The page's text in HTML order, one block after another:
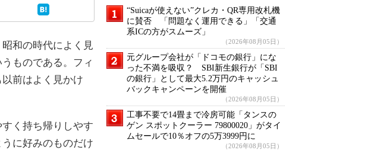
和の時代によく見
ものである。フィ
前はよく見かけ
く持ち帰りしやす
に好みのものだけ
“Suicaが使えない”クレカ・QR専用改札機
に賛否 「問題なく運用できる」「交通
系ICの方がスムーズ」
（2026年08月05日）
元グループ会社が「ドコモの銀行」にな
った不満を吸収？ SBI新生銀行が「SBI
の銀行」として最大5.2万円のキャッシュ
バックキャンペーンを開催
（2026年08月05日）
工事不要で14畳まで冷房可能「タンスの
ゲン スポットクーラー 79800020」がタイ
ムセールで10％オフの5万3999円に
（2026年08月05日）